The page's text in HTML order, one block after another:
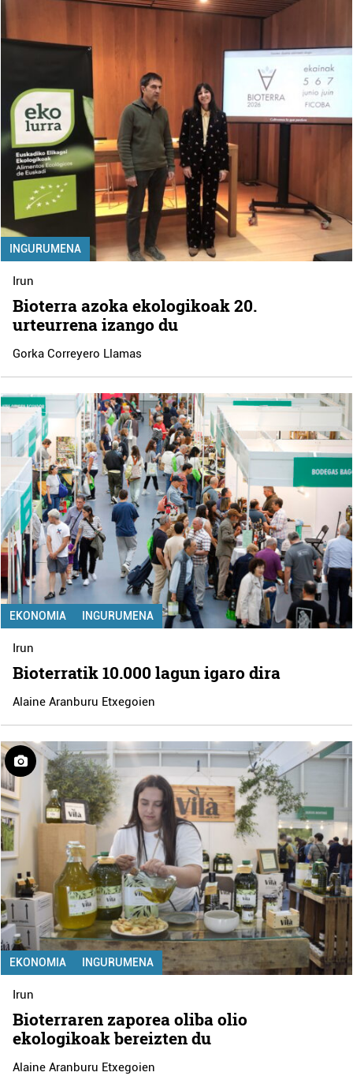
INGURUMENA
Irun
Bioterra azoka ekologikoak 20.
urteurrena izango du
Gorka Correyero Llamas
EKONOMIA INGURUMENA
Irun
Bioterratik 10.000 lagun igaro dira
Alaine Aranburu Etxegoien
EKONOMIA INGURUMENA
Irun
Bioterraren zaporea oliba olio
ekologikoak bereizten du
Alaine Aranburu Etxegoien